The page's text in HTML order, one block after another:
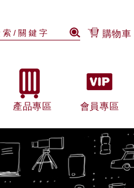
購物車
產品專區 會員專區